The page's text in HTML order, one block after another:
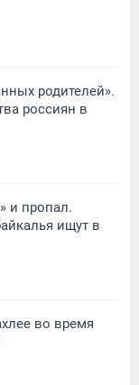
родителей».
россиян в
и пропал.
ищут в
во время